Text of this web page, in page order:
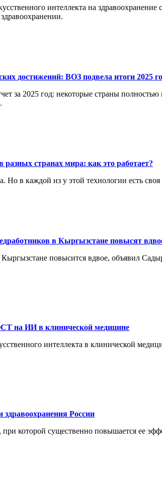
интеллекта на
достижений: ВОЗ подвела итоги 2025
за 2025 год: некоторые страны
странах мира: как это работает?
в каждой из у этой технологии есть своя
в Кыргызстане повысят
Кыргызстане повысится вдвое, объявил
на ИИ в клинической медицине
интеллекта в клинической
России
которой существенно повышается ее